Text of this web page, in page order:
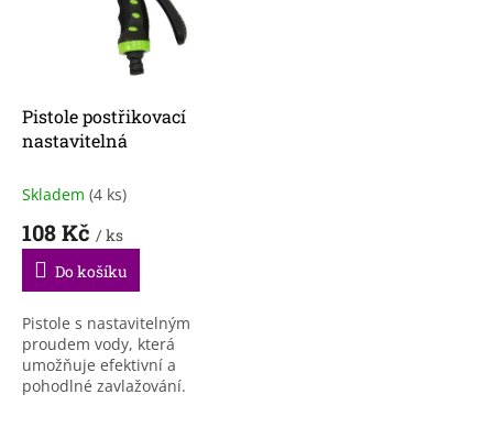
Pistole postřikovací
nastavitelná
Skladem (4 ks)
108 Kč / ks
Do košíku
Pistole s nastavitelným
proudem vody, která
umožňuje efektivní a
pohodlné zavlažování.